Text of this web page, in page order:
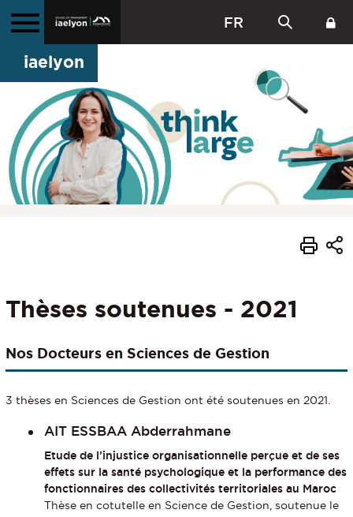
FR
iaelyon
Thèses soutenues - 2021
Nos Docteurs en Sciences de Gestion
3 thèses en Sciences de Gestion ont été soutenues en 2021.
AIT ESSBAA Abderrahmane
Etude de l’injustice organisationnelle perçue et de ses
effets sur la santé psychologique et la performance des
fonctionnaires des collectivités territoriales au Maroc
Thèse en cotutelle en Science de Gestion, soutenue le